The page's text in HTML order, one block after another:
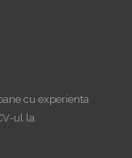
cu experienta
ul la